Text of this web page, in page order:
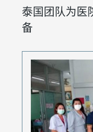
泰国团队为医
备